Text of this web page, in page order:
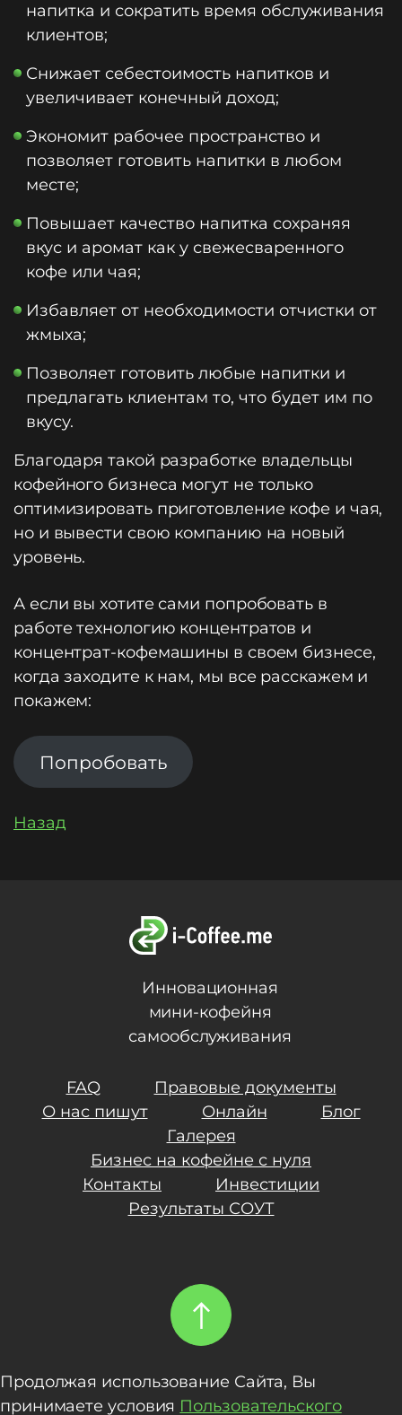
напитка и сократить время обслуживания
клиентов;
Снижает себестоимость напитков и
увеличивает конечный доход;
Экономит рабочее пространство и
позволяет готовить напитки в любом
месте;
Повышает качество напитка сохраняя
вкус и аромат как у свежесваренного
кофе или чая;
Избавляет от необходимости отчистки от
жмыха;
Позволяет готовить любые напитки и
предлагать клиентам то, что будет им по
вкусу.
Благодаря такой разработке владельцы
кофейного бизнеса могут не только
оптимизировать приготовление кофе и чая,
но и вывести свою компанию на новый
уровень.
А если вы хотите сами попробовать в
работе технологию концентратов и
концентрат-кофемашины в своем бизнесе,
когда заходите к нам, мы все расскажем и
покажем:
Попробовать
Назад
Инновационная
мини-кофейня
самообслуживания
FAQ
Правовые документы
О нас пишут
Онлайн
Блог
Галерея
Бизнес на кофейне с нуля
Контакты
Инвестиции
Результаты СОУТ
Продолжая использование Сайта, Вы
принимаете условия Пользовательского